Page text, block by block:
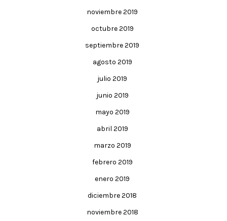
noviembre 2019
octubre 2019
septiembre 2019
agosto 2019
julio 2019
junio 2019
mayo 2019
abril 2019
marzo 2019
febrero 2019
enero 2019
diciembre 2018
noviembre 2018